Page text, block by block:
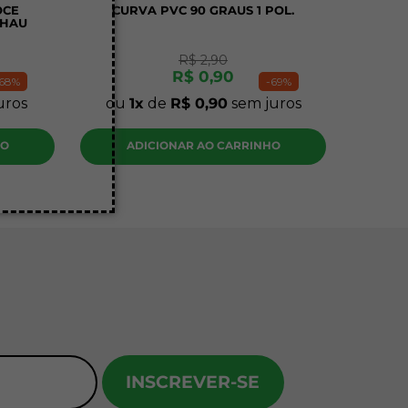
68% -69%
CURVA PVC 90 GRAUS 1 POL.
R$ 2,90
R$ 0,90
ou 1 de R$ 0,90 sem juros
ADICIONAR AO CARRINHO
INSCREVER-SE